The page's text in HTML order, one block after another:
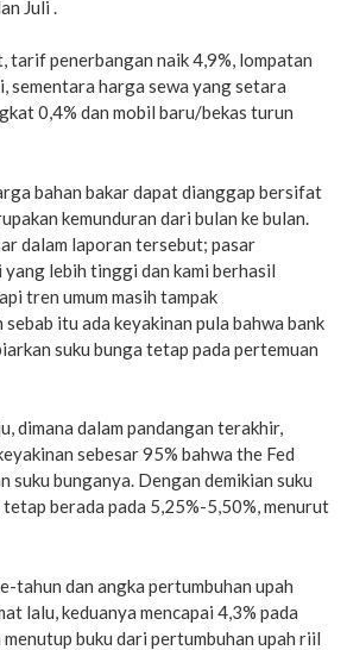
Juli .
penerbangan naik 4,9%, lompatan
sementara harga sewa yang setara
0,4% dan mobil baru/bekas turun
bahan bakar dapat dianggap bersifat
kemunduran dari bulan ke bulan.
dalam laporan tersebut; pasar
lebih tinggi dan kami berhasil
tren umum masih tampak
itu ada keyakinan pula bahwa bank
suku bunga tetap pada pertemuan
dimana dalam pandangan terakhir,
sebesar 95% bahwa the Fed
suku bunganya. Dengan demikian suku
berada pada 5,25%-5,50%, menurut
tahun dan angka pertumbuhan upah
lalu, keduanya mencapai 4,3% pada
buku dari pertumbuhan upah riil